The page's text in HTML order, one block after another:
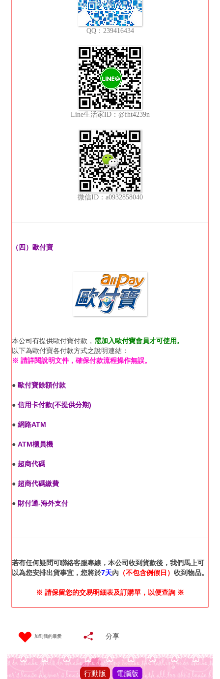
QQ：239416434
Line生活家ID：@fht4239n
微信ID：a0932858040
（四）歐付寶
本公司有提供歐付寶付款， 需加入歐付寶會員才可使用。
以下為歐付寶各付款方式之說明連結：
※ 請詳閱說明文件，確保付款流程操作無誤。
● 歐付寶餘額付款
● 信用卡付款(不提供分期)
● 網路ATM
● ATM櫃員機
● 超商代碼
● 超商代碼繳費
● 財付通-海外支付
若有任何疑問可聯絡客服專線，本公司收到貨款後，我們馬上可
以為您安排出貨事宜，您將於7天內 （不包含例假日） 收到物品。
※ 請保留您的交易明細表及訂購單，以便查詢 ※
加到我的最愛 分享
行動版 電腦版